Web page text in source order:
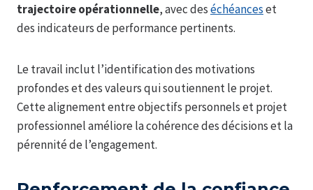
trajectoire opérationnelle, avec deséchéanceset
des indicateurs de performance pertinents.
Le travail inclut l’identification des motivations
profondes et des valeurs qui soutiennent le projet.
Cette alignement entre objectifs personnels et projet
professionnel améliore la cohérence des décisions et la
pérennité de l’engagement.